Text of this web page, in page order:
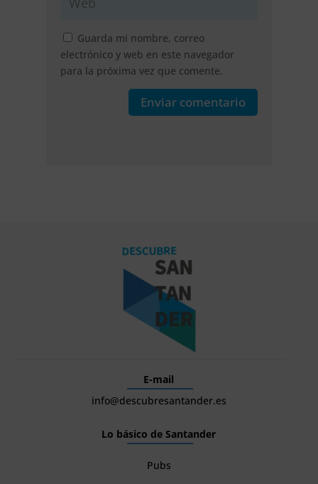
Guarda mi nombre, correo
electrónico y web en este navegador
para la próxima vez que comente.
Enviar comentario
E-mail
info@descubresantander.es
Lo básico de Santander
Pubs